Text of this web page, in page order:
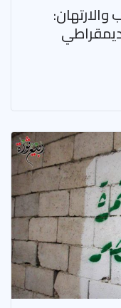
والارتهان: